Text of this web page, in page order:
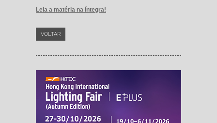
Leia a matéria na íntegra!
VOLTAR